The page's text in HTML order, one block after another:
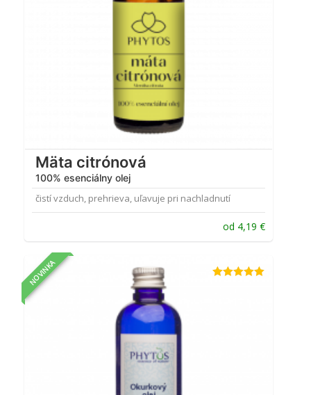
Mäta citrónová
100% esenciálny olej
čistí vzduch, prehrieva, uľavuje pri nachladnutí
od 4,19 €
NOVINKA